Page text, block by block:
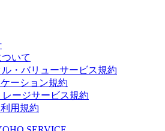
いて
・バリューサービス規約
ーション規約
ージサービス規約
用規約